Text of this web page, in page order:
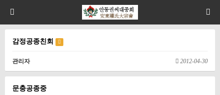
감정공종친회
관리자 2012-04-30
문충공종중